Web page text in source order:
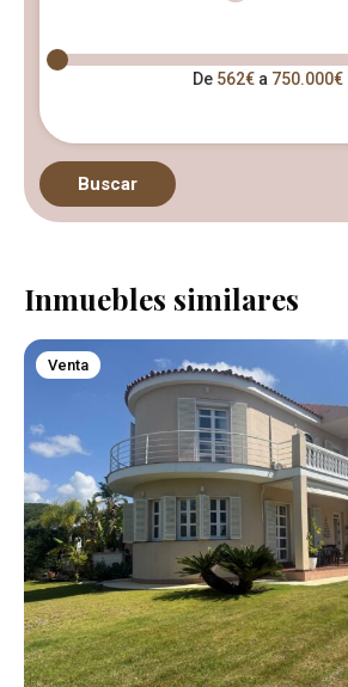
De 562€ a 750.000€
Buscar
Inmuebles similares
Venta